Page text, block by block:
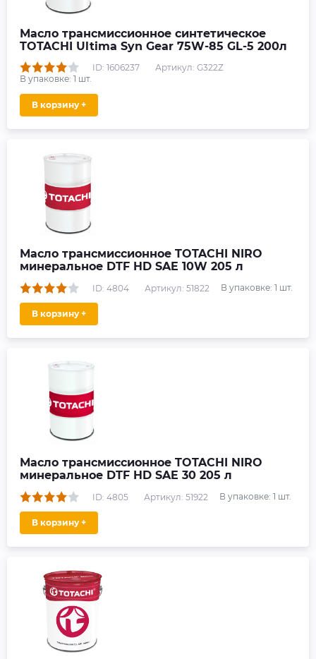
Масло трансмиссионное синтетическое
TOTACHI Ultima Syn Gear 75W-85 GL-5 200л
ID: 1606237
Артикул: G322Z
В упаковке: 1 шт.
В корзину +
Масло трансмиссионное TOTACHI NIRO
минеральное DTF HD SAE 10W 205 л
ID: 4804 Артикул: 51822 В упаковке: 1 шт.
В корзину +
Масло трансмиссионное TOTACHI NIRO
минеральное DTF HD SAE 30 205 л
ID: 4805 Артикул: 51922 В упаковке: 1 шт.
В корзину +